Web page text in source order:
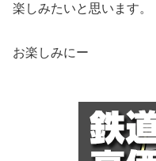
楽しみたいと思います。
お楽しみにー